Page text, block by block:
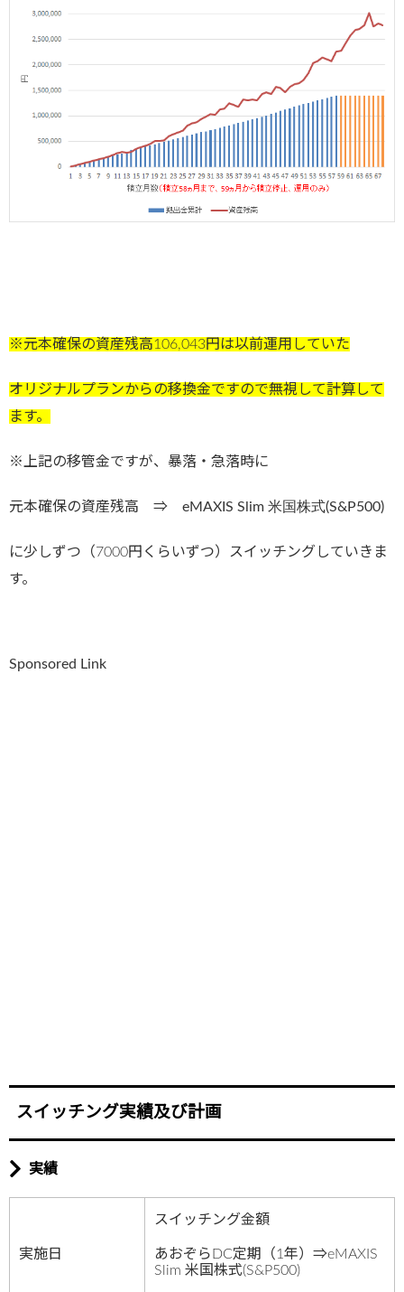
※元本確保の資産残高106,043円は以前運用していた
オリジナルプランからの移換金ですので無視して計算して
ます。
※上記の移管金ですが、暴落・急落時に
元本確保の資産残高 ⇒ eMAXIS Slim 米国株式(S&P500)
に少しずつ（7000円くらいずつ）スイッチングしていきま
す。
Sponsored Link
スイッチング実績及び計画
実績
実施日
スイッチング金額
あおぞらDC定期（1年）⇒eMAXIS
Slim 米国株式(S&P500)